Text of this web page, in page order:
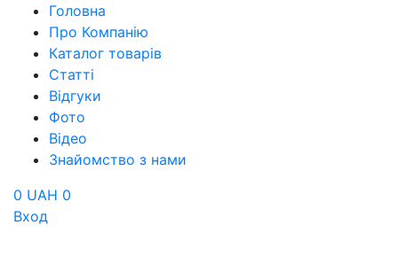
Головна
Про Компанію
Каталог товарів
Статті
Відгуки
Фото
Відео
Знайомство з нами
0 UAH 0
Вход